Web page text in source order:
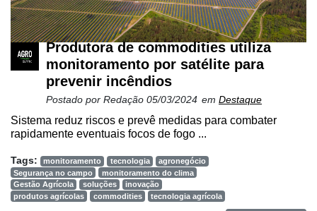
Produtora de commodities utiliza
monitoramento por satélite para
prevenir incêndios
Postado por Redação 05/03/2024 em Destaque
Sistema reduz riscos e prevê medidas para combater
rapidamente eventuais focos de fogo ...
Tags: monitoramento tecnologia
agronegócio
Segurança no campo
monitoramento do clima
Gestão Agrícola
soluções
inovação
produtos agrícolas
commodities tecnologia agrícola